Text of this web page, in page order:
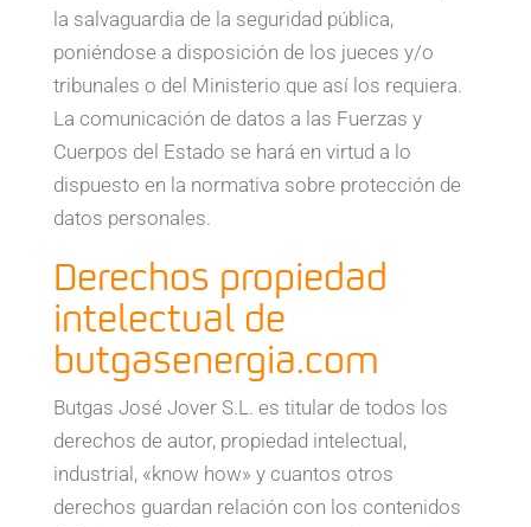
la salvaguardia de la seguridad pública,
poniéndose a disposición de los jueces y/o
tribunales o del Ministerio que así los requiera.
La comunicación de datos a las Fuerzas y
Cuerpos del Estado se hará en virtud a lo
dispuesto en la normativa sobre protección de
datos personales.
Derechos propiedad
intelectual de
butgasenergia.com
Butgas José Jover S.L. es titular de todos los
derechos de autor, propiedad intelectual,
industrial, «know how» y cuantos otros
derechos guardan relación con los contenidos